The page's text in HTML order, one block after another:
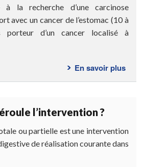
à la recherche d’une carcinose
avec un cancer de l’estomac (10 à
porteur d’un cancer localisé à
En savoir plussur
La
et
la
l’intervention ?
ou partielle est une intervention
de réalisation courante dans